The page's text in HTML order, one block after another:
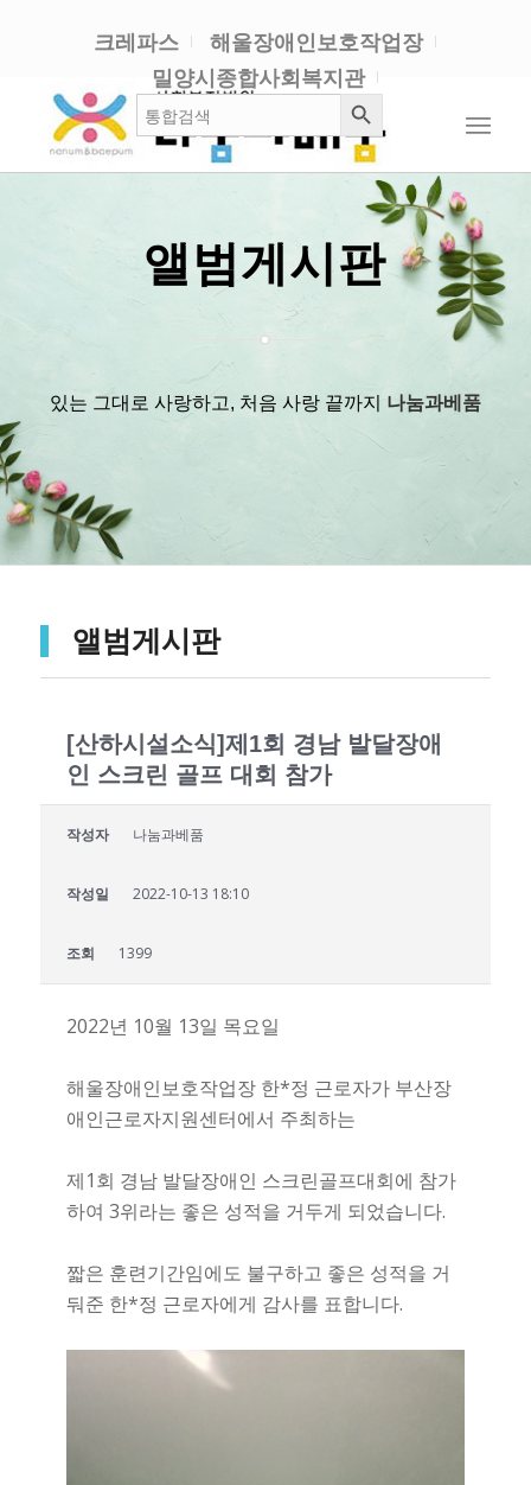
크레파스
해울장애인보호작업장
밀양시종합사회복지관
검 검색 버튼
앨범게시판
있는 그대로 사랑하고, 처음 사랑 끝까지 나눔과베품
앨범게시판
[산하시설소식]제1회 경남 발달장애
인 스크린 골프 대회 참가
작성자 나눔과베품
작성일 2022-10-13 18:10
조회 1399
2022년 10월 13일 목요일
해울장애인보호작업장 한*정 근로자가 부산장
애인근로자지원센터에서 주최하는
제1회 경남 발달장애인 스크린골프대회에 참가
하여 3위라는 좋은 성적을 거두게 되었습니다.
짧은 훈련기간임에도 불구하고 좋은 성적을 거
둬준 한*정 근로자에게 감사를 표합니다.